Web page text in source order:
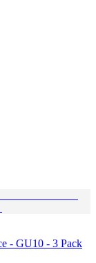
- GU10 - 3 Pack